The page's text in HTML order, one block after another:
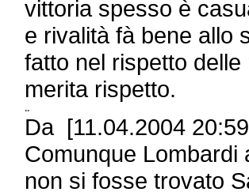
vittoria spesso è
e rivalità fà bene allo
fatto nel rispetto
merita rispetto.
..
Da [11.04.2004
Comunque
non si fosse trovato